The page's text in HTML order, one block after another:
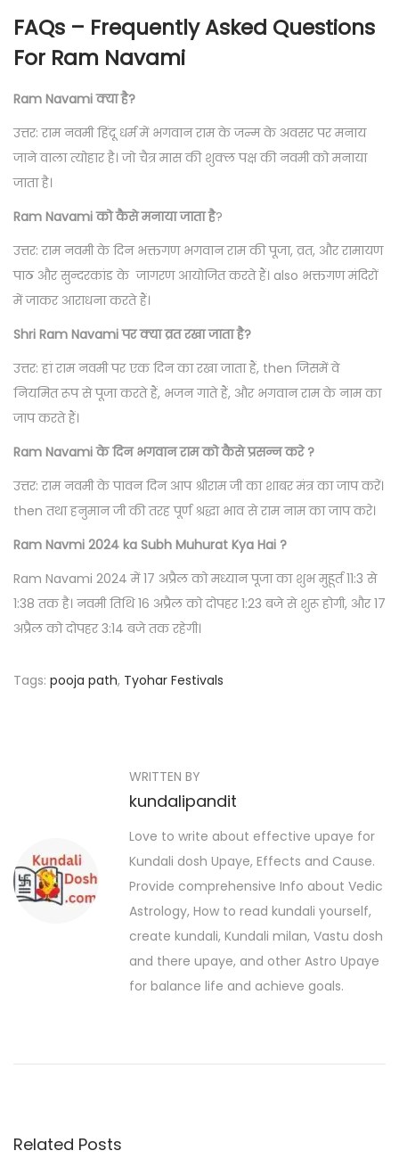
FAQs – Frequently Asked Questions
For Ram Navami
Ram Navami क्या है?
उत्तर: राम नवमी हिंदू धर्म में भगवान राम के जन्म के अवसर पर मनाय
जाने वाला त्योहार है। जो चैत्र मास की शुक्ल पक्ष की नवमी को मनाया
जाता है।
Ram Navami को कैसे मनाया जाता है?
उत्तर: राम नवमी के दिन भक्तगण भगवान राम की पूजा, व्रत, और रामायण
पाठ और सुन्दरकांड के जागरण आयोजित करते हैं। also भक्तगण मंदिरों
में जाकर आराधना करते हैं।
Shri Ram Navami पर क्या व्रत रखा जाता है?
उत्तर: हां राम नवमी पर एक दिन का रखा जाता हैं, then जिसमें वे
नियमित रूप से पूजा करते हैं, भजन गाते हैं, और भगवान राम के नाम का
जाप करते हैं।
Ram Navami के दिन भगवान राम को कैसे प्रसन्न करे ?
उत्तर: राम नवमी के पावन दिन आप श्रीराम जी का शाबर मंत्र का जाप करें।
then तथा हनुमान जी की तरह पूर्ण श्रद्धा भाव से राम नाम का जाप करे।
Ram Navmi 2024 ka Subh Muhurat Kya Hai ?
Ram Navami 2024 में 17 अप्रैल को मध्यान पूजा का शुभ मुहूर्त 11:3 से
1:38 तक है। नवमी तिथि 16 अप्रैल को दोपहर 1:23 बजे से शुरू होगी, और 17
अप्रैल को दोपहर 3:14 बजे तक रहेगी।
Tags: pooja path, Tyohar Festivals
a
s
p
m
e
n
WRITTEN BY
kundalipandit
Love to write about effective upaye for
Kundali dosh Upaye, Effects and Cause.
Provide comprehensive Info about Vedic
Astrology, How to read kundali yourself,
create kundali, Kundali milan, Vastu dosh
and there upaye, and other Astro Upaye
for balance life and achieve goals.
Related Posts